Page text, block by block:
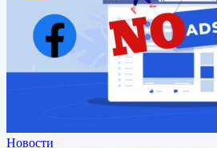
Новости